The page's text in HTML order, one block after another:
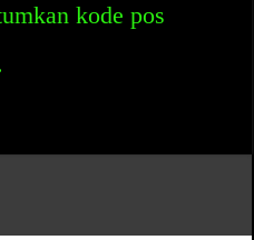
kode pos